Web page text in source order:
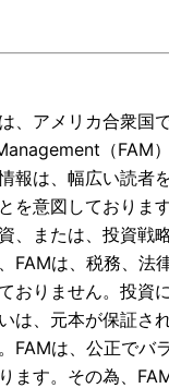
、アメリカ合衆国
（FAM
報は、幅広い読者
を意図しておりま
、または、投資戦
FAMは、税務、法
おりません。投資
は、元本が保証さ
FAMは、公正でバ
ます。その為、